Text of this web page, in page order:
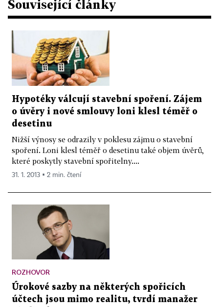
Související články
Hypotéky válcují stavební spoření. Zájem
o úvěry i nové smlouvy loni klesl téměř o
desetinu
Nižší výnosy se odrazily v poklesu zájmu o stavební
spoření. Loni klesl téměř o desetinu také objem úvěrů,
které poskytly stavební spořitelny....
31. 1. 2013 ▪ 2 min. čtení
ROZHOVOR
Úrokové sazby na některých spořicích
účtech jsou mimo realitu, tvrdí manažer